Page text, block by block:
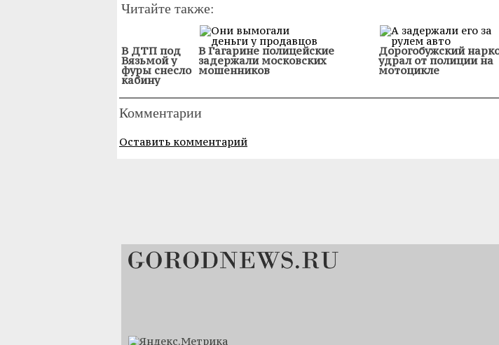
Читайте также:
В ДТП под
Вязьмой у
фуры снесло
кабину
В Гагарине полицейские
задержали московских
мошенников
Дорогобужский
удрал от полиции на
мотоцикле
Комментарии
Оставить комментарий